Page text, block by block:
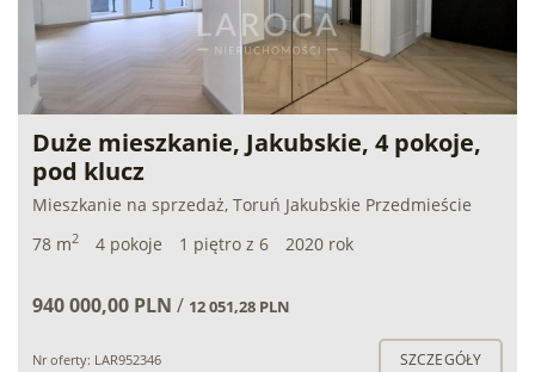
Duże mieszkanie, Jakubskie, 4 pokoje,
pod klucz
Mieszkanie na sprzedaż, Toruń Jakubskie Przedmieście
78 m2 4 pokoje 1 piętro z 6 2020 rok
940 000,00 PLN / 12 051,28 PLN
Nr oferty: LAR952346 SZCZEGÓŁY